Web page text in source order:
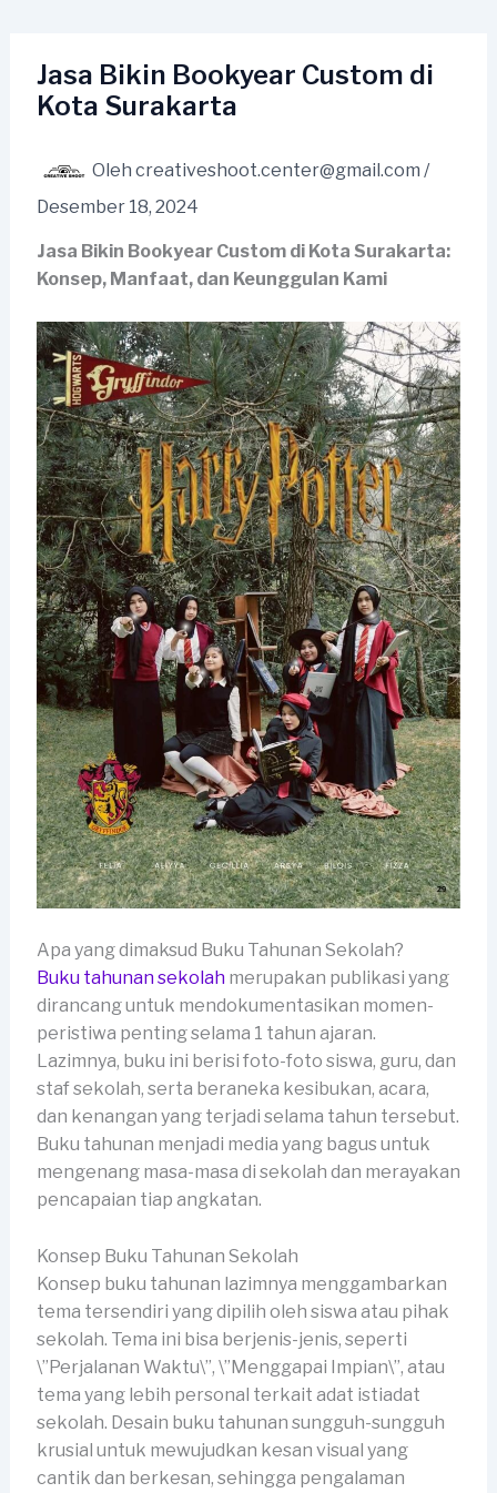
kontenJasa Bikin Bookyear Custom di
Kota Surakarta
Oleh creativeshoot.center@gmail.com /
Desember 18, 2024
Jasa Bikin Bookyear Custom di Kota Surakarta:
Konsep, Manfaat, dan Keunggulan Kami
Apa yang dimaksud Buku Tahunan Sekolah?
Buku tahunan sekolahmerupakan publikasi yang
dirancang untuk mendokumentasikan momen-
peristiwa penting selama 1 tahun ajaran.
Lazimnya, buku ini berisi foto-foto siswa, guru, dan
staf sekolah, serta beraneka kesibukan, acara,
dan kenangan yang terjadi selama tahun tersebut.
Buku tahunan menjadi media yang bagus untuk
mengenang masa-masa di sekolah dan merayakan
pencapaian tiap angkatan.
Konsep Buku Tahunan Sekolah
Konsep buku tahunan lazimnya menggambarkan
tema tersendiri yang dipilih oleh siswa atau pihak
sekolah. Tema ini bisa berjenis-jenis, seperti
\”Perjalanan Waktu\”, \”Menggapai Impian\”, atau
tema yang lebih personal terkait adat istiadat
sekolah. Desain buku tahunan sungguh-sungguh
krusial untuk mewujudkan kesan visual yang
cantik dan berkesan, sehingga pengalaman